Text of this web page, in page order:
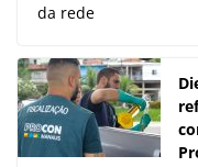
da rede